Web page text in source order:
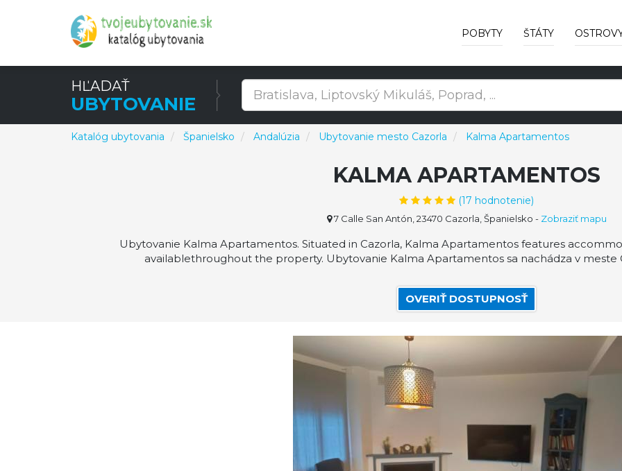
POBYTY ŠTÁTY
HĽADAŤ
UBYTOVANIE
Katalóg ubytovania Španielsko Andalúzia Ubytovanie mesto Cazorla Kalma Apartamentos
KALMA APARTAMENTOS
(17 hodnotenie)
7 Calle San Antón, 23470 Cazorla, Španielsko - Zobraziť mapu
Ubytovanie Kalma Apartamentos. Situated in Cazorla, Kalma Apartamentos features
availablethroughout the property. Ubytovanie Kalma Apartamentos sa nachádza v meste
OVERIŤ DOSTUPNOSŤ